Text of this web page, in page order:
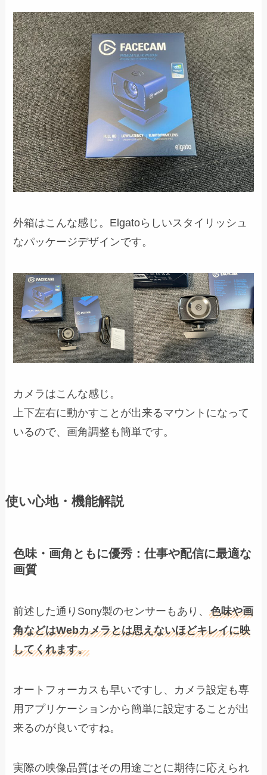
外箱はこんな感じ。Elgatoらしいスタイリッシュ
なパッケージデザインです。
カメラはこんな感じ。
上下左右に動かすことが出来るマウントになって
いるので、画角調整も簡単です。
使い心地・機能解説
色味・画角ともに優秀：仕事や配信に最適な
画質
前述した通りSony製のセンサーもあり、色味や画
角などはWebカメラとは思えないほどキレイに映
してくれます。
オートフォーカスも早いですし、カメラ設定も専
用アプリケーションから簡単に設定することが出
来るのが良いですね。
実際の映像品質はその用途ごとに期待に応えられ